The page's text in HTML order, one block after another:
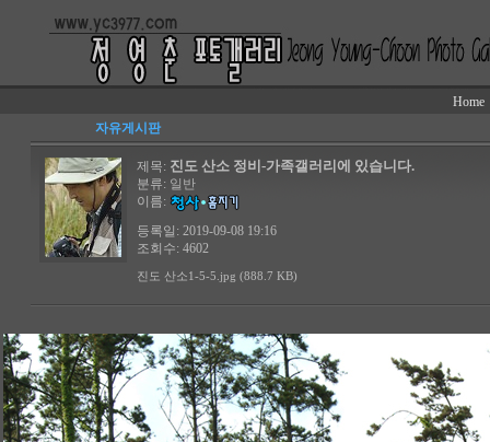
Home
자유게시판
제목: 진도 산소 정비-가족갤러리에 있습니다.
분류: 일반
이름:
등록일: 2019-09-08 19:16
조회수: 4602
진도 산소1-5-5.jpg (888.7 KB)